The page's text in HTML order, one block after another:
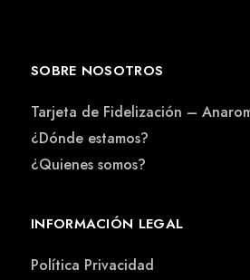
SOBRE NOSOTROS
Tarjeta de Fidelización –
¿Dónde estamos?
¿Quienes somos?
INFORMACIÓN LEGAL
Política Privacidad